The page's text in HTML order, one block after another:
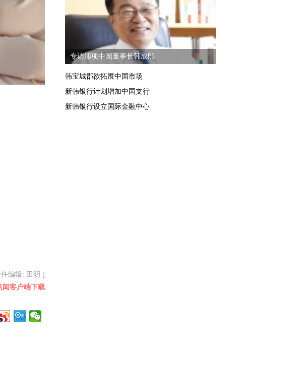
专访浦项中国董事长韩成熙
韩宝城郡欲拓展中国市场
新韩银行计划增加中国支行
新韩银行设立国际金融中心
任编辑: 田明 ]
闻客户端下载